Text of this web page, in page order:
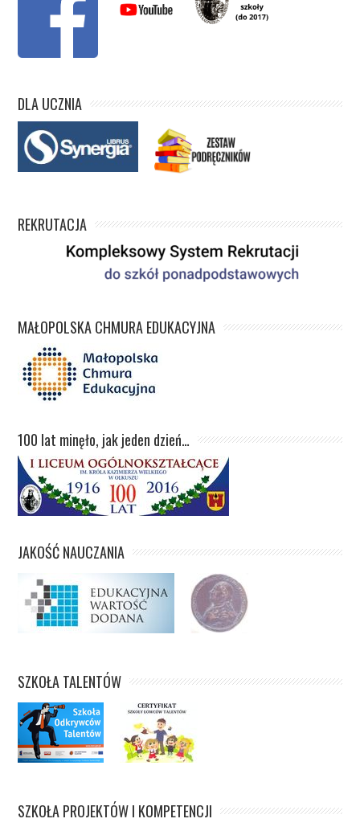
DLA UCZNIA
REKRUTACJA
MAŁOPOLSKA CHMURA EDUKACYJNA
100 lat minęło, jak jeden dzień…
JAKOŚĆ NAUCZANIA
SZKOŁA TALENTÓW
SZKOŁA PROJEKTÓW I KOMPETENCJI